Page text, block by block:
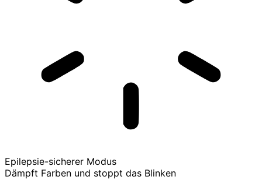
Epilepsie-sicherer Modus
Dämpft Farben und stoppt das Blinken